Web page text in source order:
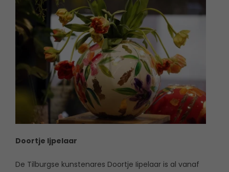
Doortje Ijpelaar
De Tilburgse kunstenares Doortje Iipelaar is al vanaf